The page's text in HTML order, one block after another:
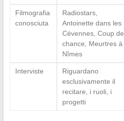
Filmografia
conosciuta
Radiostars,
Antoinette dans les
Cévennes, Coup de
chance, Meurtres à
Nîmes
Interviste
Riguardano
esclusivamente il
recitare, i ruoli, i
progetti